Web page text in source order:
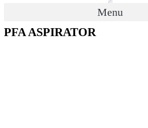
Menu
PFA ASPIRATOR